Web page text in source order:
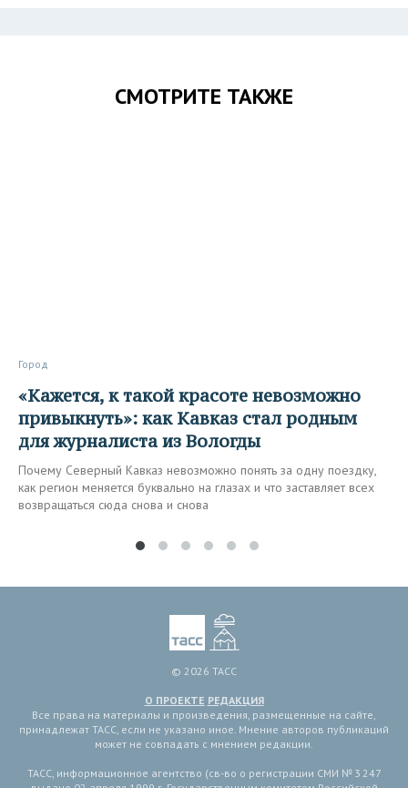
СМОТРИТЕ ТАКЖЕ
Город
«Кажется, к такой красоте невозможно
привыкнуть»: как Кавказ стал родным
для журналиста из Вологды
Почему Северный Кавказ невозможно понять за одну поездку,
как регион меняется буквально на глазах и что заставляет всех
возвращаться сюда снова и снова
© 2026 ТАСС
О ПРОЕКТЕ РЕДАКЦИЯ
Все права на материалы и произведения, размещенные на сайте,
принадлежат ТАСС, если не указано иное. Мнение авторов публикаций
может не совпадать с мнением редакции.
ТАСС, информационное агентство (св-во о регистрации СМИ № 3 247